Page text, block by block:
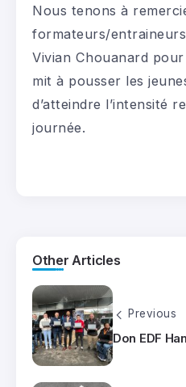
Nous tenons à
formateurs/entraineurs
Vivian Chouanard
mit à pousser les
d’atteindre l’intensité
journée.
Other Articles
Previous
Don EDF